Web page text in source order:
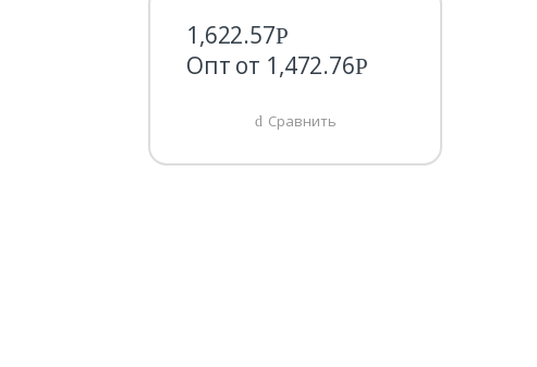
1,622.57Р
Опт от 1,472.76Р
Сравнить